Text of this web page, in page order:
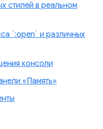
стилей в реальном
`:open` и различных
консоли
«Память»